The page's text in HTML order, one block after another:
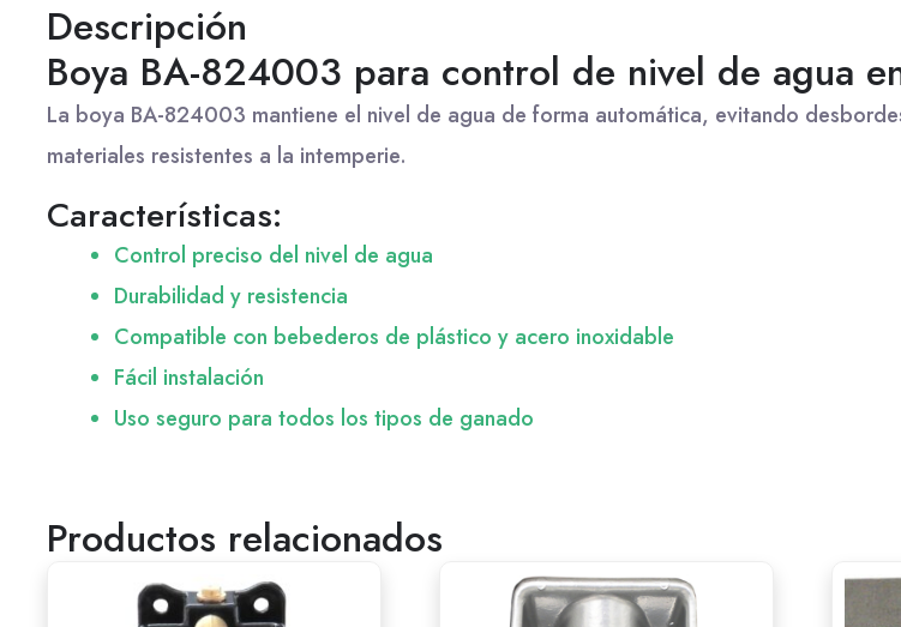
Descripción
Boya BA-824003 para control de nivel de agua
La boya BA-824003 mantiene el nivel de agua de forma automática, evitando
materiales resistentes a la intemperie.
Características:
Control preciso del nivel de agua
Durabilidad y resistencia
Compatible con bebederos de plástico y acero inoxidable
Fácil instalación
Uso seguro para todos los tipos de ganado
Productos relacionados